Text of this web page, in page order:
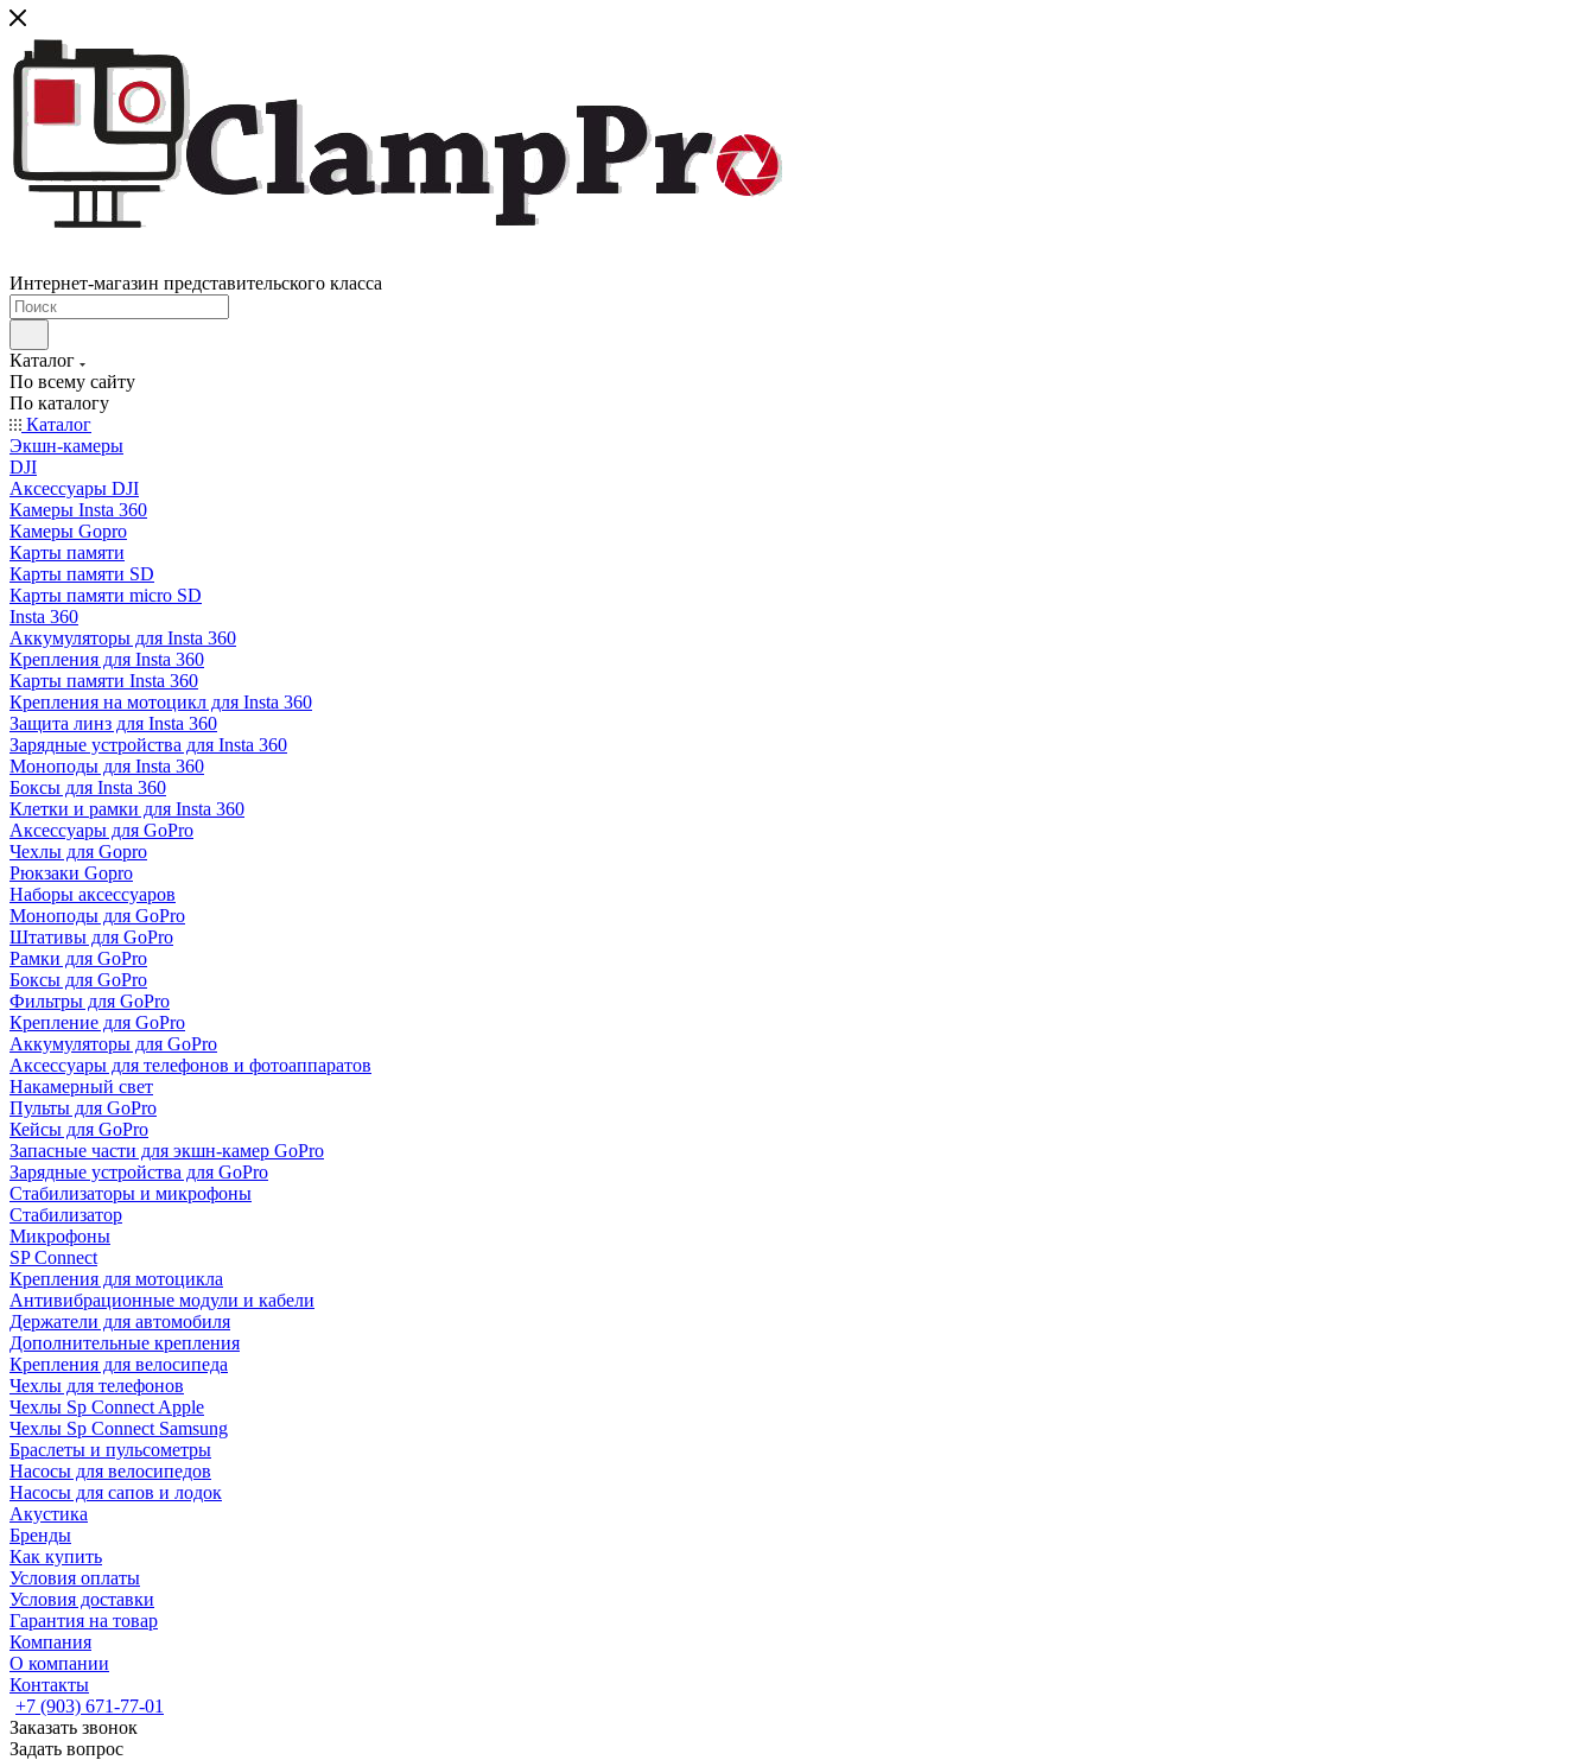
Интернет-магазин представительского класса
Каталог
По всему сайту
По каталогу
Каталог
Экшн-камеры
DJI
Аксессуары DJI
Камеры Insta 360
Камеры Gopro
Карты памяти
Карты памяти SD
Карты памяти micro SD
Insta 360
Аккумуляторы для Insta 360
Крепления для Insta 360
Карты памяти Insta 360
Крепления на мотоцикл для Insta 360
Защита линз для Insta 360
Зарядные устройства для Insta 360
Моноподы для Insta 360
Боксы для Insta 360
Клетки и рамки для Insta 360
Аксессуары для GoPro
Чехлы для Gopro
Рюкзаки Gopro
Наборы аксессуаров
Моноподы для GoPro
Штативы для GoPro
Рамки для GoPro
Боксы для GoPro
Фильтры для GoPro
Крепление для GoPro
Аккумуляторы для GoPro
Аксессуары для телефонов и фотоаппаратов
Накамерный свет
Пульты для GoPro
Кейсы для GoPro
Запасные части для экшн-камер GoPro
Зарядные устройства для GoPro
Стабилизаторы и микрофоны
Стабилизатор
Микрофоны
SP Connect
Крепления для мотоцикла
Антивибрационные модули и кабели
Держатели для автомобиля
Дополнительные крепления
Крепления для велосипеда
Чехлы для телефонов
Чехлы Sp Connect Apple
Чехлы Sp Connect Samsung
Браслеты и пульсометры
Насосы для велосипедов
Насосы для сапов и лодок
Акустика
Бренды
Как купить
Условия оплаты
Условия доставки
Гарантия на товар
Компания
О компании
Контакты
+7 (903) 671-77-01
Заказать звонок
Задать вопрос